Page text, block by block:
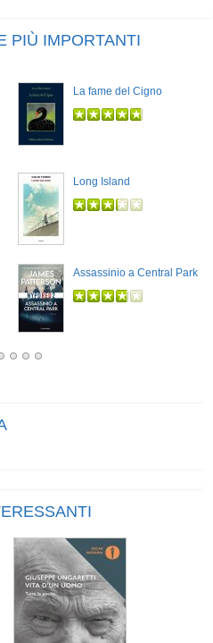
PIÙ IMPORTANTI
La fame del Cigno
Long Island
Assassinio a Central Park